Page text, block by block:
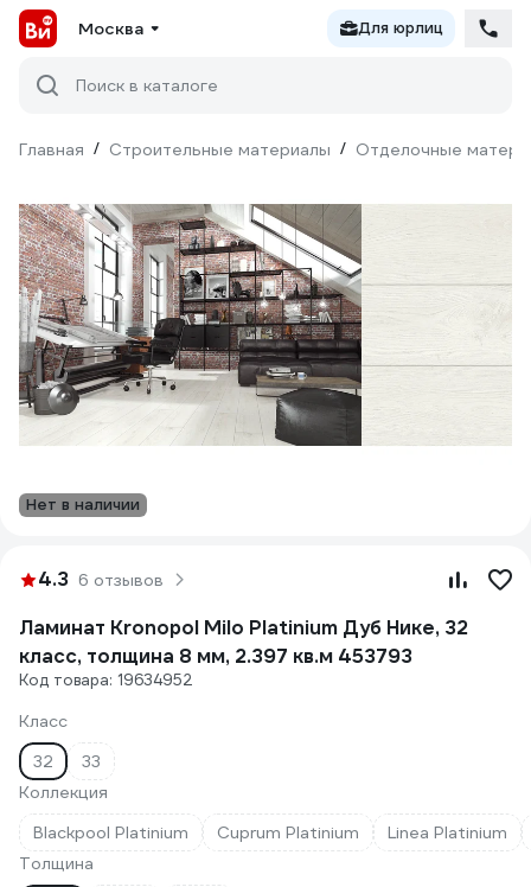
Москва Для юрлиц
Поиск в каталоге
Главная / Строительные материалы / Отделочные
Нет в наличии
4.3 6 отзывов
Ламинат Kronopol Milo Platinium Дуб Нике, 32
класс, толщина 8 мм, 2.397 кв.м 453793
Код товара: 19634952
Класс
32
33
Коллекция
Blackpool Platinium
Cuprum Platinium
Linea Platinium
Толщина